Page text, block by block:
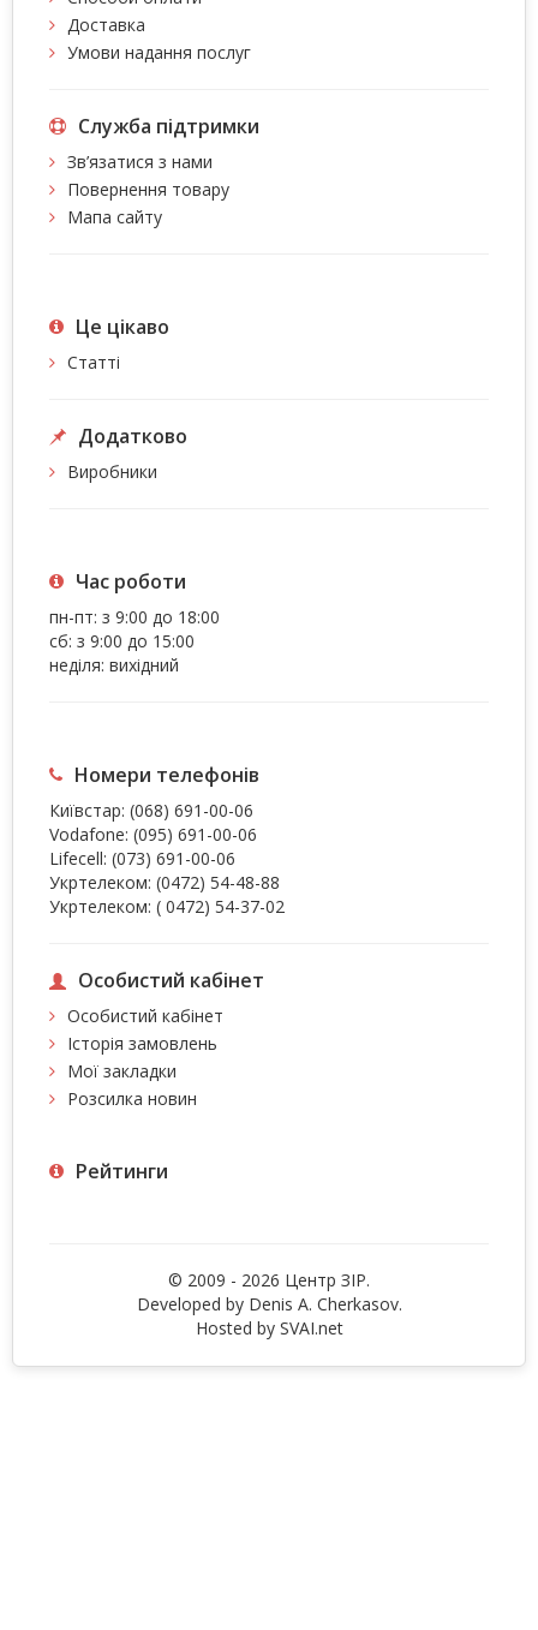
Доставка
Умови надання послуг
Служба підтримки
Зв’язатися з нами
Повернення товару
Мапа сайту
Це цiкаво
Статті
Додатково
Виробники
Час роботи
пн-пт: з 9:00 до 18:00
сб: з 9:00 до 15:00
неділя: вихідний
Номери телефонів
Київстар: (068) 691-00-06
Vodafone: (095) 691-00-06
Lifecell: (073) 691-00-06
Укртелеком: (0472) 54-48-88
Укртелеком: ( 0472) 54-37-02
Особистий кабінет
Особистий кабінет
Історія замовлень
Мої закладки
Розсилка новин
Рейтинги
© 2009 - 2026 Центр ЗIР.
Developed by Denis A. Cherkasov.
Hosted by SVAI.net